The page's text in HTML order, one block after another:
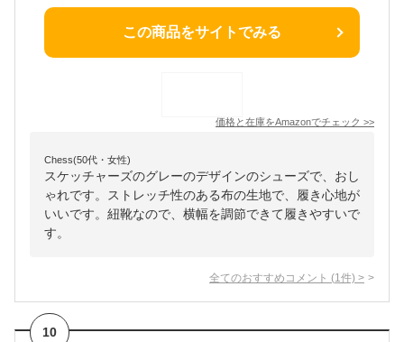
この商品をサイトでみる
価格と在庫をAmazonでチェック >>
Chess(50代・女性)
スケッチャーズのグレーのデザインのシューズで、おし
ゃれです。ストレッチ性のある布の生地で、履き心地が
いいです。紐靴なので、横幅を調節できて履きやすいで
す。
全てのおすすめコメント (1 件) >
10